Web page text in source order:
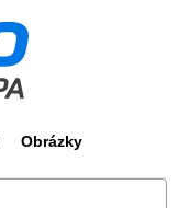
Obrázky